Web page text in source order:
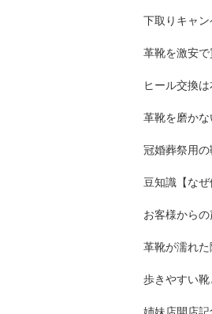
下取りキャ
革靴を激安
ヒール交換
革靴を磨か
冠婚葬祭用
豆知識【なぜ
お客様から
革靴が濡れた
歩きやすい靴